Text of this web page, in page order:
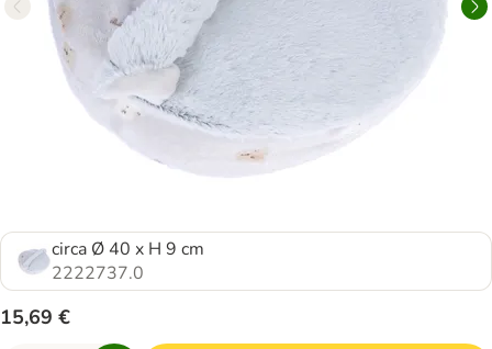
circa Ø 40 x H 9 cm
2222737.0
15,69 €